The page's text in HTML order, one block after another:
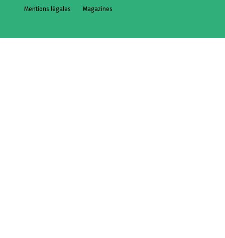
Mentions légales Magazines